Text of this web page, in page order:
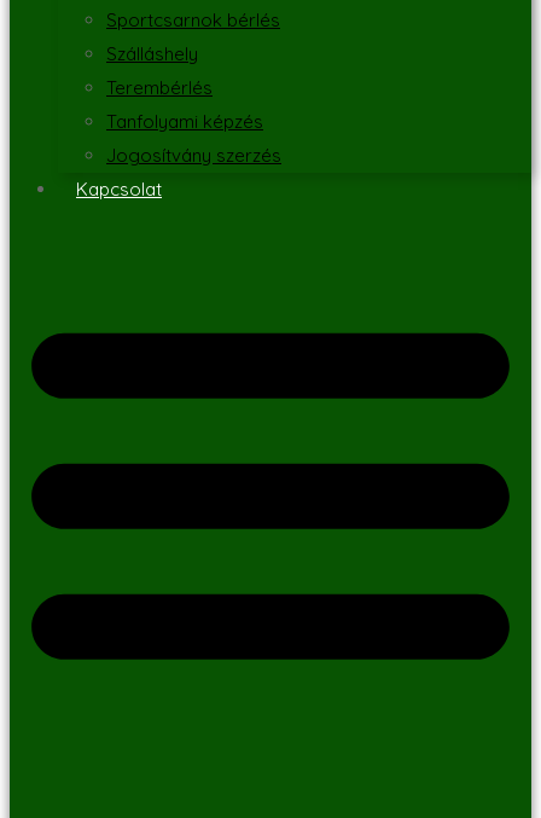
Sportcsarnok bérlés
Szálláshely
Terembérlés
Tanfolyami képzés
Jogosítvány szerzés
Kapcsolat